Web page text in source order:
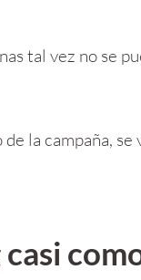
tal vez no se
la campaña, se